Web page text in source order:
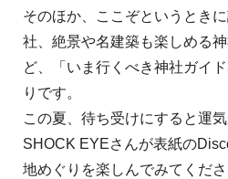
そのほか、ここぞというとき
社、絶景や名建築も楽しめる
ど、「いま行くべき神社ガイ
りです。
この夏、待ち受けにすると運
SHOCK EYEさんが表紙の
地めぐりを楽しんでみてくださ